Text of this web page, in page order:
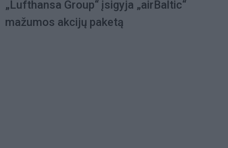
„Lufthansa Group“ įsigyja „airBaltic“
mažumos akcijų paketą